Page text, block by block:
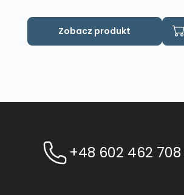
Zobacz produkt
+48 602 462 708